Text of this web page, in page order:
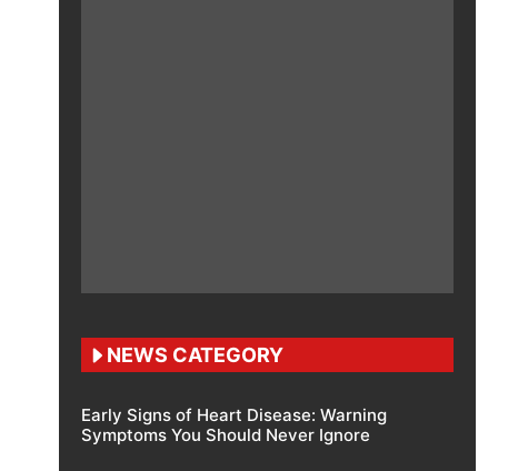
NEWS CATEGORY
Early Signs of Heart Disease: Warning
Symptoms You Should Never Ignore